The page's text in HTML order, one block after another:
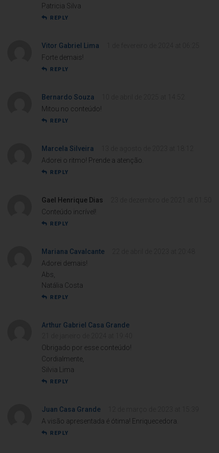
Patricia Silva
REPLY
Vitor Gabriel Lima
Forte demais!
REPLY
Bernardo Souza
Mitou no conteúdo!
REPLY
Marcela Silveira
Adorei o ritmo! Prende a atenção.
REPLY
Gael Henrique Dias
Conteúdo incrível!
REPLY
Mariana Cavalcante
Adorei demais!
Abs,
Natália Costa
REPLY
Arthur Gabriel Casa Grande
Obrigado por esse conteúdo!
Cordialmente,
Silvia Lima
REPLY
Juan Casa Grande
A visão apresentada é ótima! Enriquecedora.
REPLY